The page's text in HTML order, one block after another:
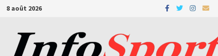
Passer
contenu
8 août 2026